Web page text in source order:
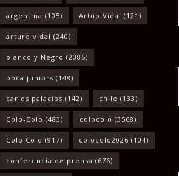
argentina (105) Artuo Vidal (121)
arturo vidal (240)
blanco y Negro (2085)
boca juniors (148)
carlos palacios (142) chile (133)
Colo-Colo (483) colocolo (3568)
Colo Colo (917) colocolo2026 (104)
conferencia de prensa (676)